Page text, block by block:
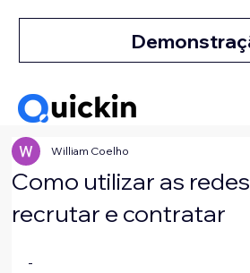
Como utilizar as
recrutar e contratar
William Coelho
-